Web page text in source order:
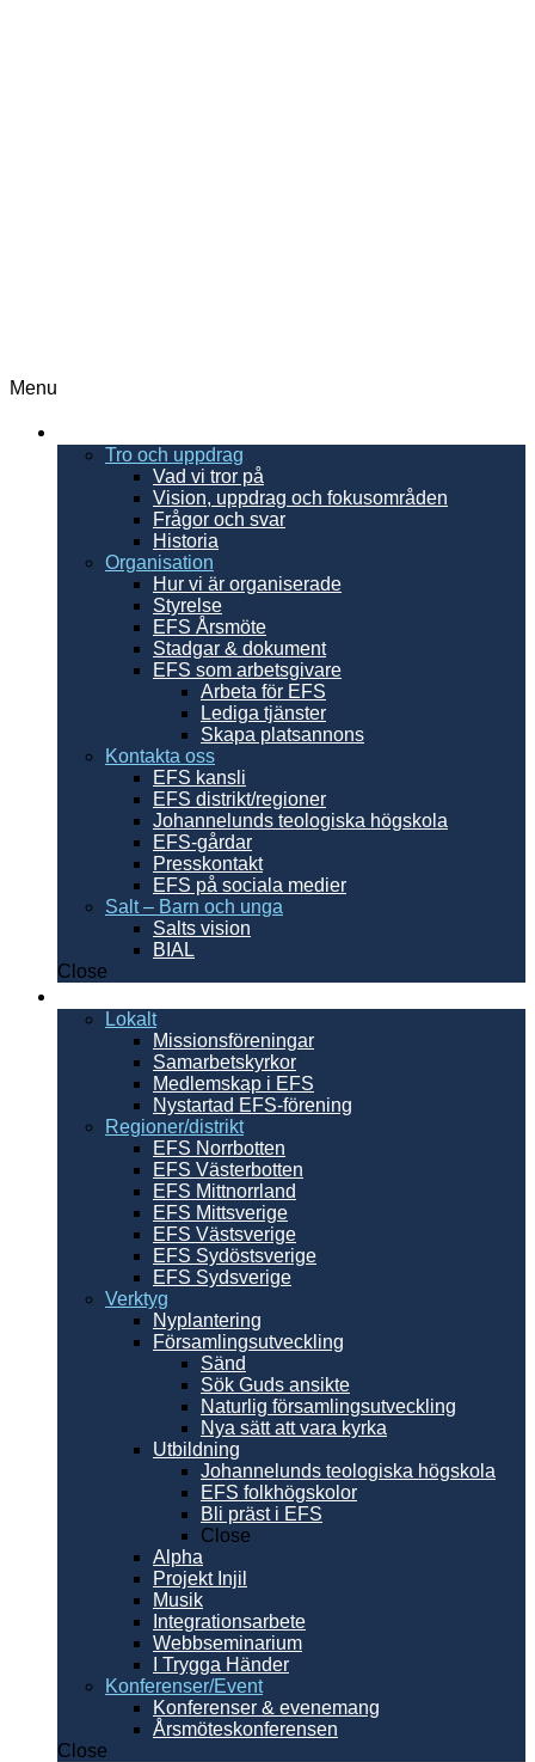
Menu
Tro och uppdrag
Vad vi tror på
Vision, uppdrag och fokusområden
Frågor och svar
Historia
Organisation
Hur vi är organiserade
Styrelse
EFS Årsmöte
Stadgar & dokument
EFS som arbetsgivare
Arbeta för EFS
Lediga tjänster
Skapa platsannons
Kontakta oss
EFS kansli
EFS distrikt/regioner
Johannelunds teologiska högskola
EFS-gårdar
Presskontakt
EFS på sociala medier
Salt – Barn och unga
Salts vision
BIAL
Close
Lokalt
Missionsföreningar
Samarbetskyrkor
Medlemskap i EFS
Nystartad EFS-förening
Regioner/distrikt
EFS Norrbotten
EFS Västerbotten
EFS Mittnorrland
EFS Mittsverige
EFS Västsverige
EFS Sydöstsverige
EFS Sydsverige
Verktyg
Nyplantering
Församlingsutveckling
Sänd
Sök Guds ansikte
Naturlig församlingsutveckling
Nya sätt att vara kyrka
Utbildning
Johannelunds teologiska högskola
EFS folkhögskolor
Bli präst i EFS
Close
Alpha
Projekt Injil
Musik
Integrationsarbete
Webbseminarium
I Trygga Händer
Konferenser/Event
Konferenser & evenemang
Årsmöteskonferensen
Close